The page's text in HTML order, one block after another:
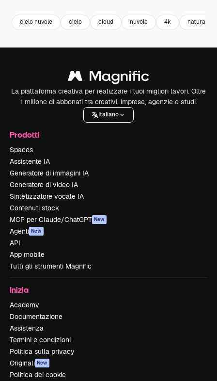
cielo nuvole cielo cloud nuvole 4k natura
La piattaforma creativa per realizzare i tuoi migliori lavori. Oltre
1 milione di abbonati tra creativi, imprese, agenzie e studi.
Italiano
Prodotti
Spaces
Assistente IA
Generatore di immagini IA
Generatore di video IA
Sintetizzatore vocale IA
Contenuti stock
MCP per Claude/ChatGPT New
Agenti New
API
App mobile
Tutti gli strumenti Magnific
Inizia
Academy
Documentazione
Assistenza
Termini e condizioni
Politica sulla privacy
Originali New
Politica dei cookie